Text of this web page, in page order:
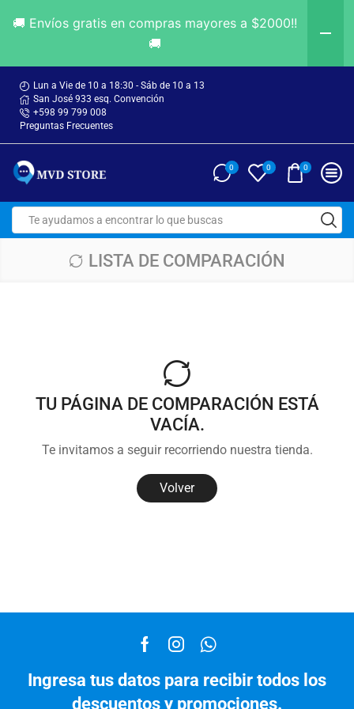
Lun a Vie de 10 a 18:30 - Sáb de 10 a 13
San José 933 esq. Convención
+598 99 799 008
Preguntas Frecuentes
0 0 0
LISTA DE COMPARACIÓN
TU PÁGINA DE COMPARACIÓN ESTÁ
VACÍA.
Te invitamos a seguir recorriendo nuestra tienda.
Volver
Ingresa tus datos para recibir todos los
descuentos y promociones.
🚚 Envíos gratis en compras mayores a $2000!!
🚚